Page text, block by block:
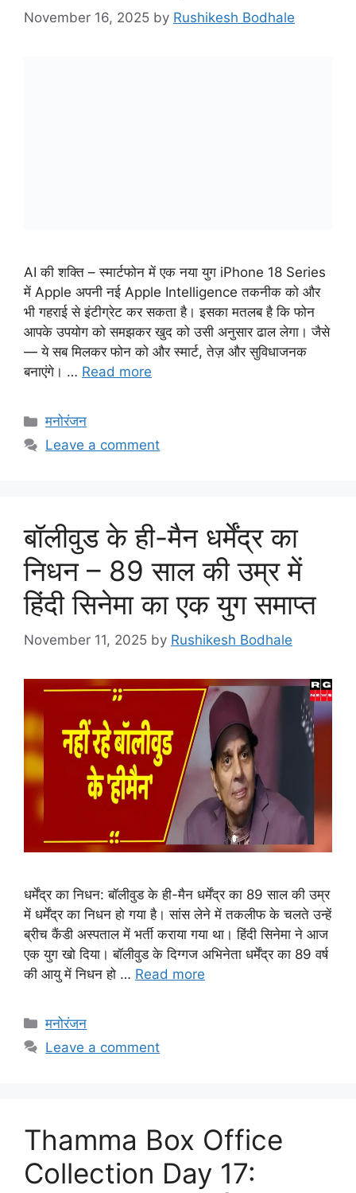
November 16, 2025 by Rushikesh Bodhale
AI की शक्ति – स्मार्टफोन में एक नया युग iPhone 18 Series
में Apple अपनी नई Apple Intelligence तकनीक को और
भी गहराई से इंटीग्रेट कर सकता है। इसका मतलब है कि फोन
आपके उपयोग को समझकर खुद को उसी अनुसार ढाल लेगा। जैसे
— ये सब मिलकर फोन को और स्मार्ट, तेज़ और सुविधाजनक
बनाएंगे। … Read more
Categories
मनोरंजन
Leave a comment
बॉलीवुड के ही-मैन धर्मेंद्र का
निधन – 89 साल की उम्र में
हिंदी सिनेमा का एक युग समाप्त
November 11, 2025 by Rushikesh Bodhale
धर्मेंद्र का निधन: बॉलीवुड के ही-मैन धर्मेंद्र का 89 साल की उम्र
में धर्मेंद्र का निधन हो गया है। सांस लेने में तकलीफ के चलते उन्हें
ब्रीच कैंडी अस्पताल में भर्ती कराया गया था। हिंदी सिनेमा ने आज
एक युग खो दिया। बॉलीवुड के दिग्गज अभिनेता धर्मेंद्र का 89 वर्ष
की आयु में निधन हो … Read more
Categories
मनोरंजन
Leave a comment
Thamma Box Office
Collection Day 17: